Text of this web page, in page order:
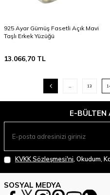
925 Ayar Gümüş Fasetli Açık Mavi
Taşlı Erkek Yüzüğü
13.066,70 TL
… 13
E-BÜLTEN
KVKK Sözleşmesi'ni , Okudum,
SOSYAL MEDYA